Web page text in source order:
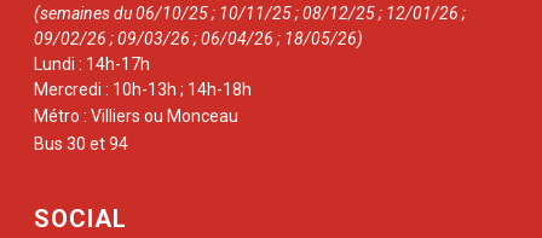
(semaines du 06/10/25 ; 10/11/25 ; 08/12/25 ; 12/01/26 ;
09/02/26 ; 09/03/26 ; 06/04/26 ; 18/05/26)
Lundi : 14h-17h
Mercredi : 10h-13h ; 14h-18h
Métro : Villiers ou Monceau
Bus 30 et 94
SOCIAL